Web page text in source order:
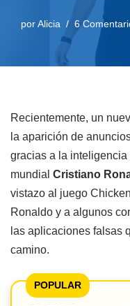
porAlicia 6
Recientemente, un
la aparición de
gracias a la
mundial Cristiano
vistazo al juego
Ronaldo y a algunos
las aplicaciones falsas
camino.
POPULAR